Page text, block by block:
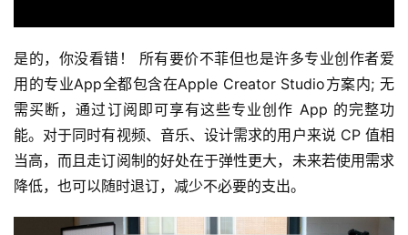
是的，你没看错！ 所有要价不菲但也是许多专业创作者爱
用的专业App全都包含在Apple Creator Studio方案内; 无
需买断，通过订阅即可享有这些专业创作 App 的完整功
能。对于同时有视频、音乐、设计需求的用户来说 CP 值相
当高，而且走订阅制的好处在于弹性更大，未来若使用需求
降低，也可以随时退订，减少不必要的支出。